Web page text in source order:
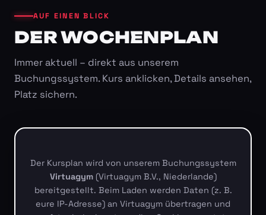
AUF EINEN BLICK
DER WOCHENPLAN
Immer aktuell – direkt aus unserem
Buchungssystem. Kurs anklicken, Details ansehen,
Platz sichern.
Der Kursplan wird von unserem Buchungssystem
Virtuagym(Virtuagym B.V., Niederlande)
bereitgestellt. Beim Laden werden Daten (z. B.
eure IP-Adresse) an Virtuagym übertragen und